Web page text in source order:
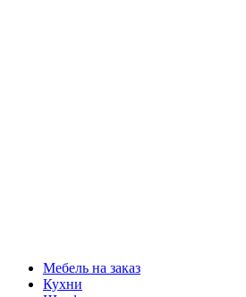
Мебель на заказ
Кухни